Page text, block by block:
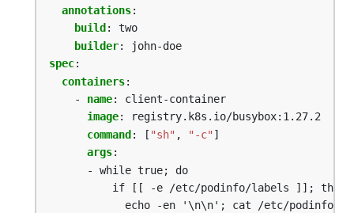
annotations:
build :
two
builder:
john-doe
spec:
containers:
- name:
client-container
image:
registry.k8s.io/busybox:1.27.2
command : [ "sh" , "-c" ]
args:
- while true; do
if [[ -e /etc/podinfo/labels ]]; then
echo -en '\n\n'; cat /etc/podinfo/